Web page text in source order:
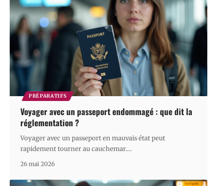
PRÉPARATIFS
Voyager avec un passeport endommagé : que dit la
réglementation ?
Voyager avec un passeport en mauvais état peut
rapidement tourner au cauchemar.…
26 mai 2026